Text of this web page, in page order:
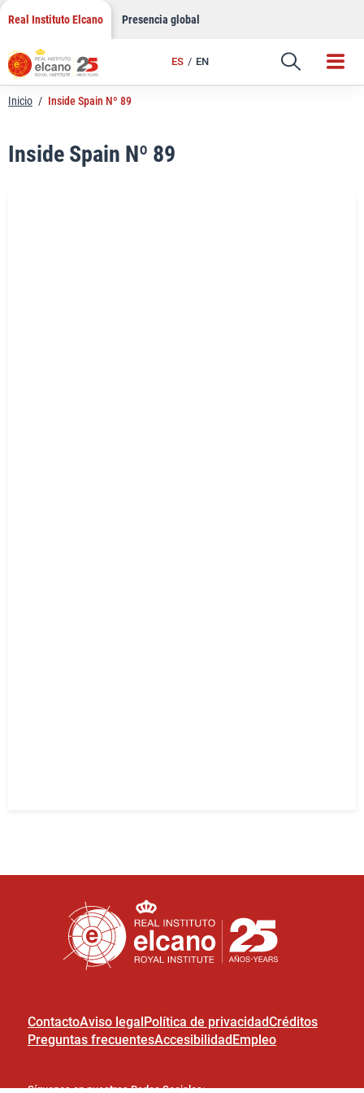
Saltar
contenido
Real Instituto Elcano Presencia global
ES EN
Enlace
Inicio / Inside Spain Nº 89
Inside Spain Nº 89
ContactoAviso legalPolítica de privacidadCréditos
Preguntas frecuentesAccesibilidadEmpleo
Síguenos en nuestras Redes Sociales: